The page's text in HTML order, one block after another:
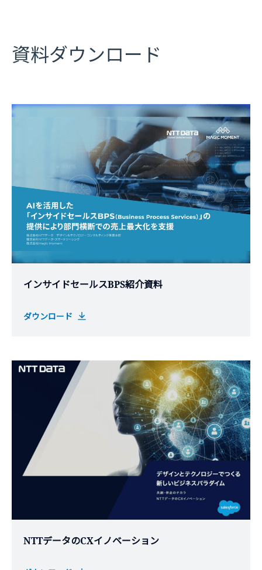
資料ダウンロード
インサイドセールスBPS紹介資料
ダウンロード
NTTデータのCXイノベーション